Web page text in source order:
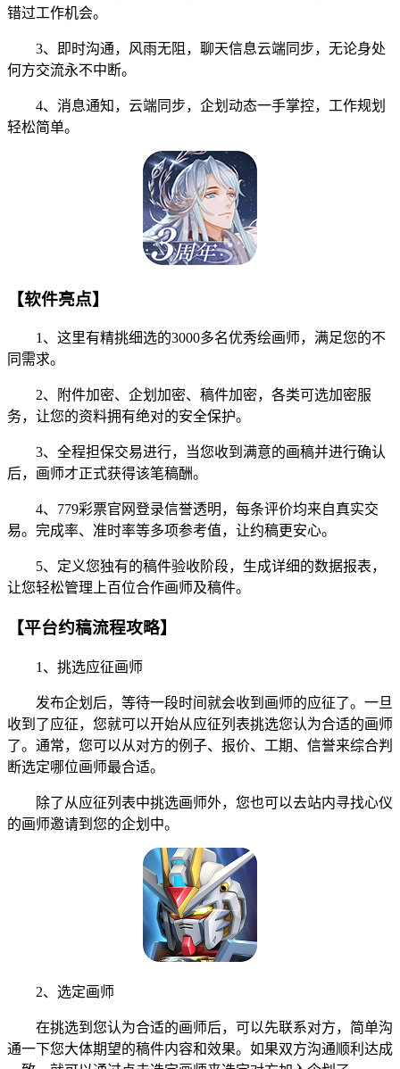
错过工作机会。
3、即时沟通，风雨无阻，聊天信息云端同步，无论身处
何方交流永不中断。
4、消息通知，云端同步，企划动态一手掌控，工作规划
轻松简单。
【软件亮点】
1、这里有精挑细选的3000多名优秀绘画师，满足您的不
同需求。
2、附件加密、企划加密、稿件加密，各类可选加密服
务，让您的资料拥有绝对的安全保护。
3、全程担保交易进行，当您收到满意的画稿并进行确认
后，画师才正式获得该笔稿酬。
4、779彩票官网登录信誉透明，每条评价均来自真实交
易。完成率、准时率等多项参考值，让约稿更安心。
5、定义您独有的稿件验收阶段，生成详细的数据报表，
让您轻松管理上百位合作画师及稿件。
【平台约稿流程攻略】
1、挑选应征画师
发布企划后，等待一段时间就会收到画师的应征了。一旦
收到了应征，您就可以开始从应征列表挑选您认为合适的画师
了。通常，您可以从对方的例子、报价、工期、信誉来综合判
断选定哪位画师最合适。
除了从应征列表中挑选画师外，您也可以去站内寻找心仪
的画师邀请到您的企划中。
2、选定画师
在挑选到您认为合适的画师后，可以先联系对方，简单沟
通一下您大体期望的稿件内容和效果。如果双方沟通顺利达成